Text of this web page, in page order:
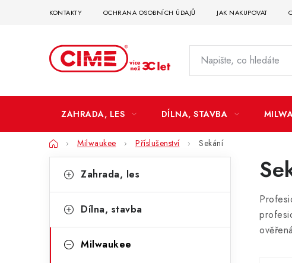
KONTAKTY OCHRANA OSOBNÍCH ÚDAJŮ JAK NAKUPOVAT
ZAHRADA, LES DÍLNA, STAVBA
DomůMilwaukee Příslušenství Sekání
o
t
kategorie
a
e
Zahrada, les
Dílna, stavba
Milwaukee